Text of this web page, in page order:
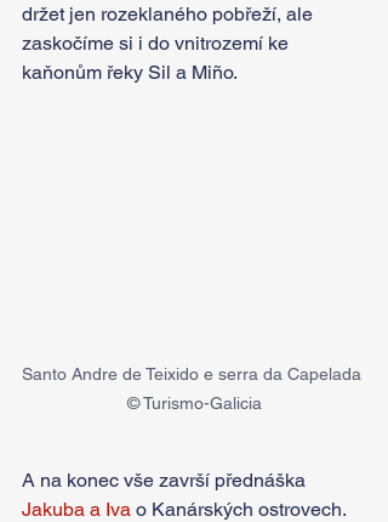
držet jen rozeklaného pobřeží, ale
zaskočíme si i do vnitrozemí ke
kaňonům řeky Sil a Miño.
Santo Andre de Teixido e serra da Capelada
© Turismo-Galicia
A na konec vše završí přednáška
Jakuba a Iva o Kanárských ostrovech.